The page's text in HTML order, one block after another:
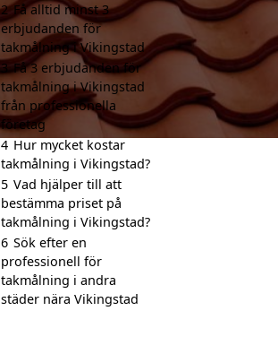
2 Få alltid minst 3
erbjudanden för
takmålning i Vikingstad
3 Få 3 erbjudanden för
takmålning i Vikingstad
från professionella
företag
4 Hur mycket kostar
takmålning i Vikingstad?
5 Vad hjälper till att
bestämma priset på
takmålning i Vikingstad?
6 Sök efter en
professionell för
takmålning i andra
städer nära Vikingstad